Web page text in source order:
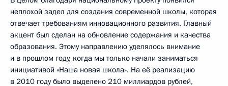
неплохой задел для создания современной школы, которая
отвечает требованиям инновационного развития. Главный
акцент был сделан на обновление содержания и качества
образования. Этому направлению уделялось внимание
и в прошлом году, когда мы только начали заниматься
инициативой «Наша новая школа». На её реализацию
в 2010 году было выделено 210 миллиардов рублей,